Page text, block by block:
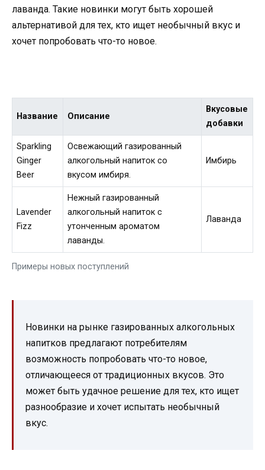
лаванда. Такие новинки могут быть хорошей
альтернативой для тех, кто ищет необычный вкус и
хочет попробовать что-то новое.
Примеры новых поступлений
Название Описание
Вкусовые
добавки
Sparkling
Ginger
Beer
Освежающий газированный
алкогольный напиток со
вкусом имбиря.
Имбирь
Lavender
Fizz
Нежный газированный
алкогольный напиток с
утонченным ароматом
лаванды.
Лаванда
Новинки на рынке газированных алкогольных
напитков предлагают потребителям
возможность попробовать что-то новое,
отличающееся от традиционных вкусов. Это
может быть удачное решение для тех, кто ищет
разнообразие и хочет испытать необычный
вкус.